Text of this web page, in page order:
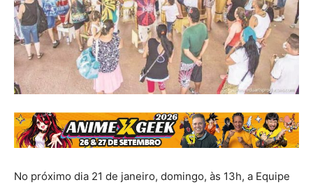
No próximo dia 21 de janeiro, domingo, às 13h, a Equipe